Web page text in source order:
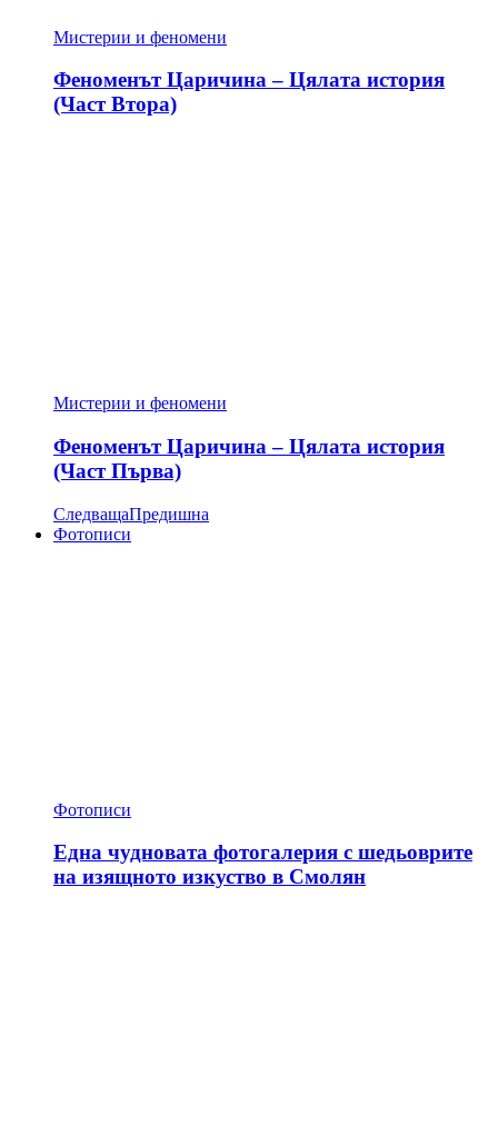
Мистерии и феномени
Феноменът Царичина – Цялата история
(Част Втора)
Мистерии и феномени
Феноменът Царичина – Цялата история
(Част Първа)
СледващаПредишна
Фотописи
Фотописи
Една чудновата фотогалерия с шедьоврите
на изящното изкуство в Смолян